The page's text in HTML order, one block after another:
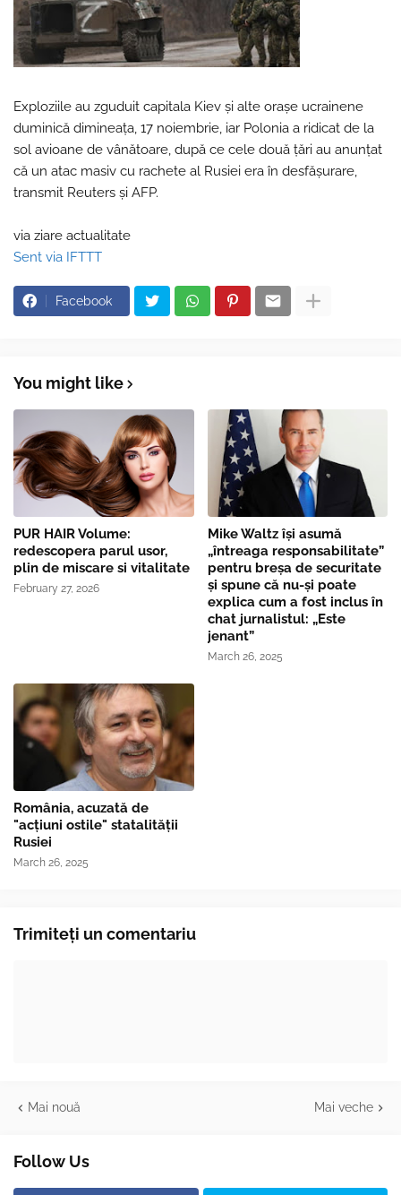
Exploziile au zguduit capitala Kiev şi alte oraşe ucrainene
duminică dimineaţa, 17 noiembrie, iar Polonia a ridicat de la
sol avioane de vânătoare, după ce cele două ţări au anunţat
că un atac masiv cu rachete al Rusiei era în desfăşurare,
transmit Reuters şi AFP.
via ziare actualitate
Sent via IFTTT
Facebook
You might like
PUR HAIR Volume:
redescopera parul usor,
plin de miscare si vitalitate
February 27, 2026
Mike Waltz îşi asumă
„întreaga responsabilitate”
pentru breşa de securitate
și spune că nu-și poate
explica cum a fost inclus în
chat jurnalistul: „Este
jenant”
March 26, 2025
România, acuzată de
"acțiuni ostile" statalității
Rusiei
March 26, 2025
Trimiteți un comentariu
Mai nouă Mai veche
Follow Us